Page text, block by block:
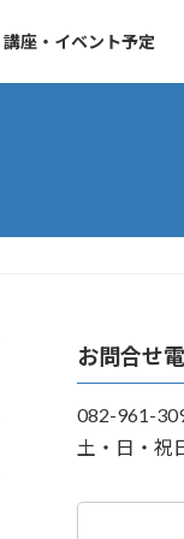
講座・イベント予定
お問合せ
082-961-
土・日・祝